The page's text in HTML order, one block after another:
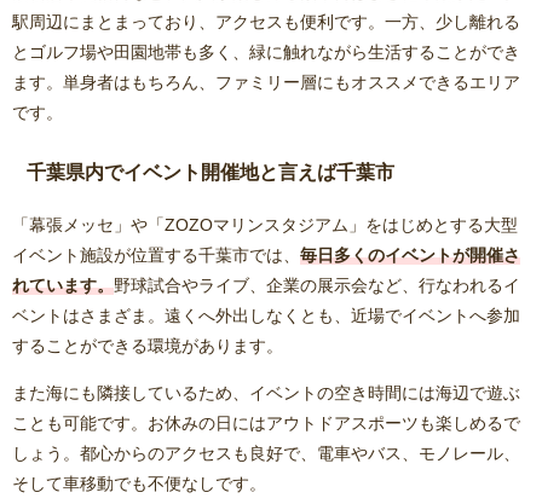
駅周辺にまとまっており、アクセスも便利です。一方、少し離れる
とゴルフ場や田園地帯も多く、緑に触れながら生活することができ
ます。単身者はもちろん、ファミリー層にもオススメできるエリア
です。
千葉県内でイベント開催地と言えば千葉市
「幕張メッセ」や「ZOZOマリンスタジアム」をはじめとする大型
イベント施設が位置する千葉市では、 毎日多くのイベントが開催さ
れています。野球試合やライブ、企業の展示会など、行なわれるイ
ベントはさまざま。遠くへ外出しなくとも、近場でイベントへ参加
することができる環境があります。
また海にも隣接しているため、イベントの空き時間には海辺で遊ぶ
ことも可能です。お休みの日にはアウトドアスポーツも楽しめるで
しょう。都心からのアクセスも良好で、電車やバス、モノレール、
そして車移動でも不便なしです。